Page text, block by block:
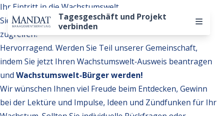
Tagesgeschäft und Projekt
verbinden
Ihr Eintritt in die Wachstumswelt
Sie möchten auf weitere Inhalte der Wachstumswelt
zugreifen?
Hervorragend. Werden Sie Teil unserer Gemeinschaft,
indem Sie jetzt Ihren Wachstumswelt-Ausweis beantragen
und Wachstumswelt-Bürger werden!
Wir wünschen Ihnen viel Freude beim Entdecken, Gewinn
bei der Lektüre und Impulse, Ideen und Zündfunken für Ihr